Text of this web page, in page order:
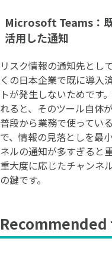
Microsoft Teams：
活用した通知
リスク情報の通知先とし
くの日本企業で既に導入
トが発生しないためです
れると、そのツール自体
普段から業務で使ってい
で、情報の見落としを最
ネルの通知が多すぎると
重大度に応じたチャンネ
の鍵です。